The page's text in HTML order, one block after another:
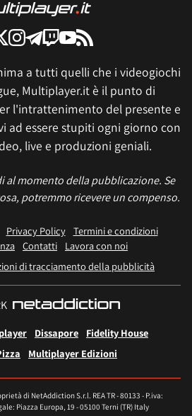
a tutti quelli che i videogiochi
Multiplayer.it è il punto di
l'intrattenimento del presente e
ad essere stupiti ogni giorno con
live e produzioni geniali.
al momento della pubblicazione. Se
potremmo ricevere un compenso.
Privacy Policy
Termini e condizioni
Contatti
Lavora con noi
di tracciamento della pubblicità
Dissapore
Fidelity House
Multiplayer Edizioni
di NetAddiction S.r.l. REA TR - 80133 - P.iva:
Piazza Europa, 19 - 05100 Terni (TR) Italy